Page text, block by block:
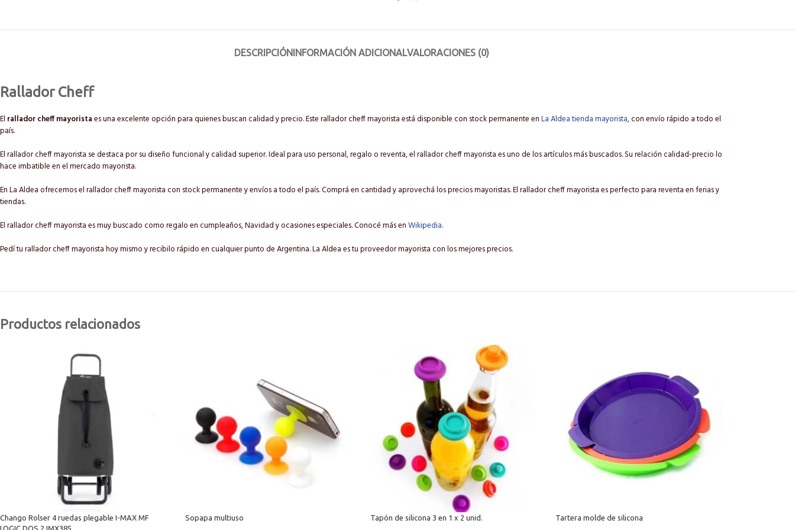
DESCRIPCIÓNINFORMACIÓN ADICIONALVALORACIONES (0)
Rallador Cheff
El rallador cheff mayoristaes una excelente opción para quienes buscan calidad y precio. Este rallador cheff mayorista está disponible con stock permanente enLa Aldea tienda mayorista, con envío rápido a todo el
país.
El rallador cheff mayorista se destaca por su diseño funcional y calidad superior. Ideal para uso personal, regalo o reventa, el rallador cheff mayorista es uno de los artículos más buscados. Su relación calidad-precio lo
hace imbatible en el mercado mayorista.
En La Aldea ofrecemos el rallador cheff mayorista con stock permanente y envíos a todo el país. Comprá en cantidad y aprovechá los precios mayoristas. El rallador cheff mayorista es perfecto para reventa en ferias y
tiendas.
El rallador cheff mayorista es muy buscado como regalo en cumpleaños, Navidad y ocasiones especiales. Conocé más enWikipedia.
Pedí tu rallador cheff mayorista hoy mismo y recibilo rápido en cualquier punto de Argentina. La Aldea es tu proveedor mayorista con los mejores precios.
Productos relacionados
Chango Rolser 4 ruedas plegable I-MAX MF
LOGIC DOS 2 IMX385
Sopapa multiuso Tapón de silicona 3 en 1 x 2 unid. Tartera molde de silicona